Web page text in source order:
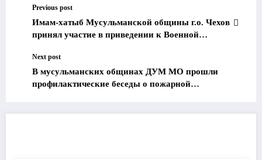
Previous post
Имам-хатыб Мусульманской общины г.о. Чехов
принял участие в приведении к Военной
Next post
В мусульманских общинах ДУМ МО прошли
профилактические беседы о пожарной